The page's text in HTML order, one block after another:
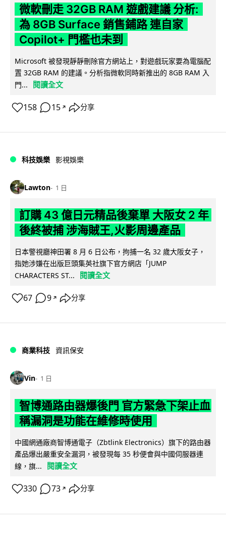
微軟刪走 32GB RAM 遊戲建議 分析:
為 8GB Surface 銷售鋪路 連自家
Copilot+ 門檻也未到
Microsoft 被發現靜靜刪除官方網站上，對遊戲玩家要為電腦配
置 32GB RAM 的建議。分析指微軟同時新推出的 8GB RAM 入
門...
閱讀全文
158 15 ↗ 分享
科技娛樂 影視娛樂
Lawton 1 日
訂購 43 億日元精品後棄單 大阪女 2 年
後終被捕 涉海賊王,火影周邊產品
日本警視廳神田署 8 月 6 日公布，拘捕一名 32 歲大阪女子，
指她涉嫌在出版巨頭集英社旗下官方網店「JUMP
CHARACTERS ST...
閱讀全文
67 9 ↗ 分享
商業科技 資訊保安
Vin 1 日
智博通路由器爆後門 官方緊急下架止血
稱漏洞是功能在維修時使用
中國網通廠商智博通電子（Zbtlink Electronics）旗下的路由器
產品爆出嚴重安全漏洞，被發現每 35 秒便會與中國伺服器連
線，旗...
閱讀全文
330 73 ↗ 分享